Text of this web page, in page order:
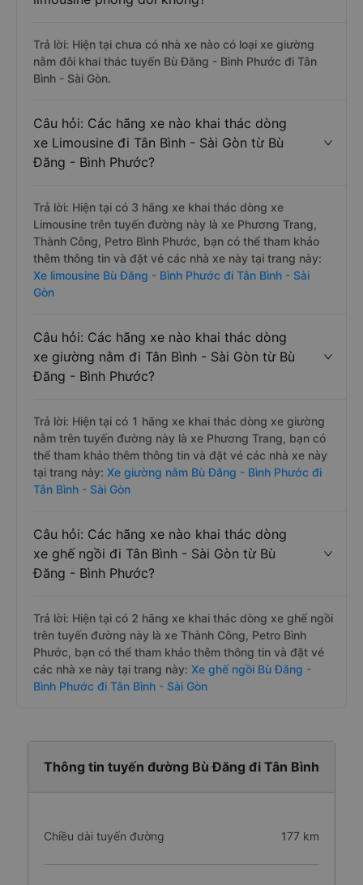
Trả lời: Hiện tại chưa có nhà xe nào có loại xe giường
nằm đôi khai thác tuyến Bù Đăng - Bình Phước đi Tân
Bình - Sài Gòn.
Câu hỏi: Các hãng xe nào khai thác dòng
xe Limousine đi Tân Bình - Sài Gòn từ Bù
Đăng - Bình Phước?
Trả lời: Hiện tại có 3 hãng xe khai thác dòng xe
Limousine trên tuyến đường này là xe Phương Trang,
Thành Công, Petro Bình Phước, bạn có thể tham khảo
thêm thông tin và đặt vé các nhà xe này tại trang này:
Xe limousine Bù Đăng - Bình Phước đi Tân Bình - Sài
Gòn
Câu hỏi: Các hãng xe nào khai thác dòng
xe giường nằm đi Tân Bình - Sài Gòn từ Bù
Đăng - Bình Phước?
Trả lời: Hiện tại có 1 hãng xe khai thác dòng xe giường
nằm trên tuyến đường này là xe Phương Trang, bạn có
thể tham khảo thêm thông tin và đặt vé các nhà xe này
tại trang này: Xe giường nằm Bù Đăng - Bình Phước đi
Tân Bình - Sài Gòn
Câu hỏi: Các hãng xe nào khai thác dòng
xe ghế ngồi đi Tân Bình - Sài Gòn từ Bù
Đăng - Bình Phước?
Trả lời: Hiện tại có 2 hãng xe khai thác dòng xe ghế ngồi
trên tuyến đường này là xe Thành Công, Petro Bình
Phước, bạn có thể tham khảo thêm thông tin và đặt vé
các nhà xe này tại trang này: Xe ghế ngồi Bù Đăng -
Bình Phước đi Tân Bình - Sài Gòn
Thông tin tuyến đường Bù Đăng đi Tân Bình
Chiều dài tuyến đường 177 km